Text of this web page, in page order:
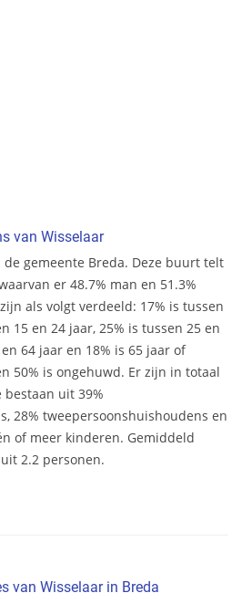
van Wisselaar
gemeente Breda. Deze buurt telt
er 48.7% man en 51.3%
als volgt verdeeld: 17% is tussen
15 en 24 jaar, 25% is tussen 25 en
64 jaar en 18% is 65 jaar of
50% is ongehuwd. Er zijn in totaal
bestaan uit 39%
28% tweepersoonshuishoudens en
of meer kinderen. Gemiddeld
2.2 personen.
van Wisselaar in Breda